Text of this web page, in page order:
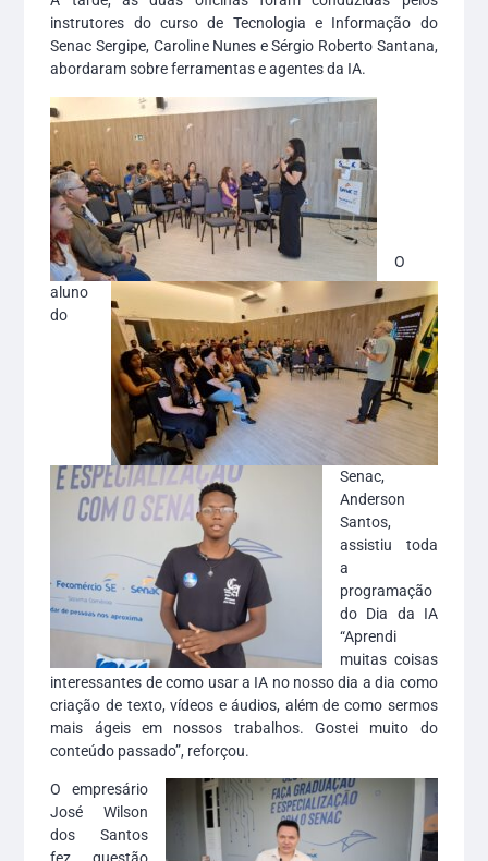
instrutores do curso de Tecnologia e Informação do
Senac Sergipe, Caroline Nunes e Sérgio Roberto Santana,
abordaram sobre ferramentas e agentes da IA.
O
aluno
do
Senac,
Anderson
Santos,
assistiu toda
a
programação
do Dia da IA
“Aprendi
muitas coisas
interessantes de como usar a IA no nosso dia a dia como
criação de texto, vídeos e áudios, além de como sermos
mais ágeis em nossos trabalhos. Gostei muito do
conteúdo passado”, reforçou.
O empresário
José Wilson
dos Santos